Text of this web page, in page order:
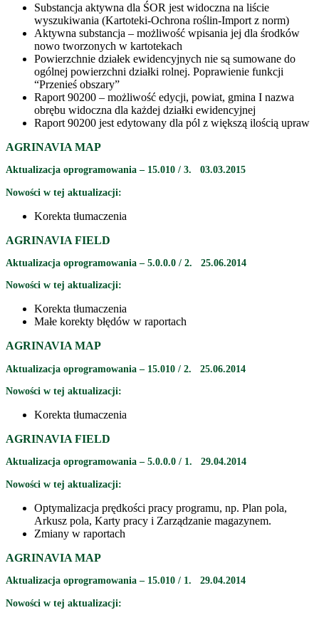
Substancja aktywna dla ŚOR jest widoczna na liście
wyszukiwania (Kartoteki-Ochrona roślin-Import z norm)
Aktywna substancja – możliwość wpisania jej dla środków
nowo tworzonych w kartotekach
Powierzchnie działek ewidencyjnych nie są sumowane do
ogólnej powierzchni działki rolnej. Poprawienie funkcji
“Przenieś obszary”
Raport 90200 – możliwość edycji, powiat, gmina I nazwa
obrębu widoczna dla każdej działki ewidencyjnej
Raport 90200 jest edytowany dla pól z większą ilością upraw
AGRINAVIA MAP
Aktualizacja oprogramowania – 15.010 / 3. 03.03.2015
Nowości w tej aktualizacji:
Korekta tłumaczenia
AGRINAVIA FIELD
Aktualizacja oprogramowania – 5.0.0.0 / 2. 25.06.2014
Nowości w tej aktualizacji:
Korekta tłumaczenia
Małe korekty błędów w raportach
AGRINAVIA MAP
Aktualizacja oprogramowania – 15.010 / 2. 25.06.2014
Nowości w tej aktualizacji:
Korekta tłumaczenia
AGRINAVIA FIELD
Aktualizacja oprogramowania – 5.0.0.0 / 1. 29.04.2014
Nowości w tej aktualizacji:
Optymalizacja prędkości pracy programu, np. Plan pola,
Arkusz pola, Karty pracy i Zarządzanie magazynem.
Zmiany w raportach
AGRINAVIA MAP
Aktualizacja oprogramowania – 15.010 / 1. 29.04.2014
Nowości w tej aktualizacji: